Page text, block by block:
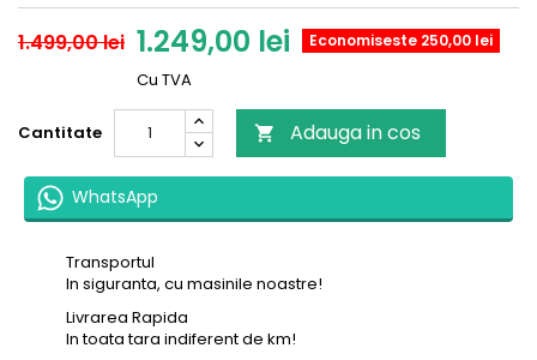
1.499,00 lei 1.249,00 lei Economiseste 250,00 lei
Cu TVA
Cantitate  Adauga in cos
WhatsApp
Transportul
In siguranta, cu masinile noastre!
Livrarea Rapida
In toata tara indiferent de km!